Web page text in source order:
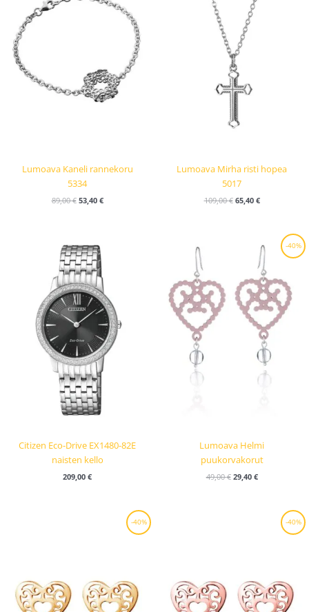
Lumoava Kaneli rannekoru
5334
89,00€ 53,40 €
Lumoava Mirha risti hopea
5017
109,00€ 65,40 €
Citizen Eco-Drive EX1480-82E
naisten kello
209,00 €
-40%
Lumoava Helmi
puukorvakorut
49,00€
Alkuperäinen
49,00 €.
29,40 €
Nykyinen
hinta
on:
29,40 €.
-40%
Alkuperäinen
Nykyinen
-40%
Alkuperäinen
Nykyinen